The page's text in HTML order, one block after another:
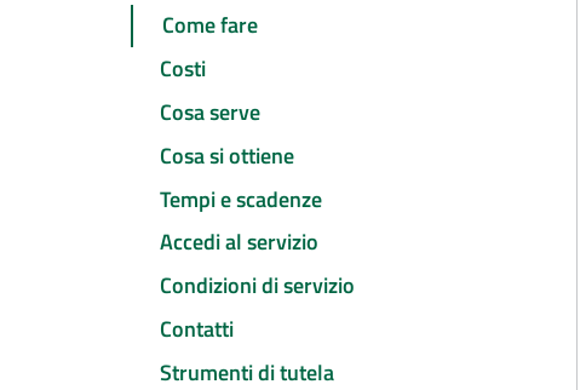
Come fare
Costi
Cosa serve
Cosa si ottiene
Tempi e scadenze
Accedi al servizio
Condizioni di servizio
Contatti
Strumenti di tutela